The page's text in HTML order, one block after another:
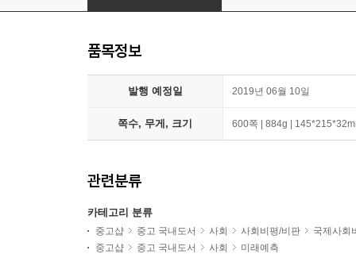
품목정보
발행 예정일 2019년 06월 10일
쪽수, 무게, 크기 600쪽 | 884g |
관련분류
카테고리 분류
중고샵 중고 국내도서 사회 사회비평/비판
국제사회
중고샵
중고 국내도서 사회 미래예측